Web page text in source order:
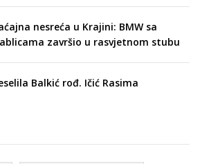
nesreća u Krajini: BMW sa
završio u rasvjetnom stubu
Balkić rođ. Ičić Rasima